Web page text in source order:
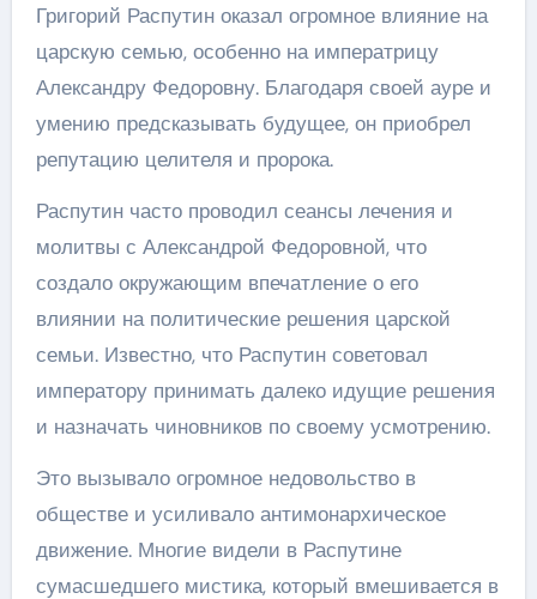
Григорий Распутин оказал огромное влияние на
царскую семью, особенно на императрицу
Александру Федоровну. Благодаря своей ауре и
умению предсказывать будущее, он приобрел
репутацию целителя и пророка.
Распутин часто проводил сеансы лечения и
молитвы с Александрой Федоровной, что
создало окружающим впечатление о его
влиянии на политические решения царской
семьи. Известно, что Распутин советовал
императору принимать далеко идущие решения
и назначать чиновников по своему усмотрению.
Это вызывало огромное недовольство в
обществе и усиливало антимонархическое
движение. Многие видели в Распутине
сумасшедшего мистика, который вмешивается в